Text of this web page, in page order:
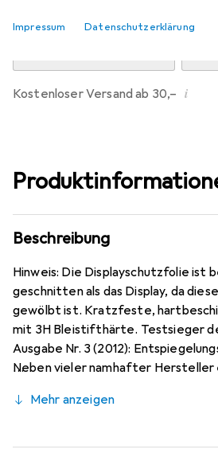
Impressum Datenschutzerklärung
Kostenloser Versand ab 30,– i
Beschreibung
Hinweis: Die Displayschutzfolie ist
geschnitten als das Display, da
gewölbt ist. Kratzfeste,
mit 3H Bleistifthärte. Testsieger
Ausgabe Nr. 3 (2012):
Neben vieler namhafter Hersteller
Bewertung sehr gut. Bewusst
rückstandsfrei zu entfernen
Mehr anzeigen